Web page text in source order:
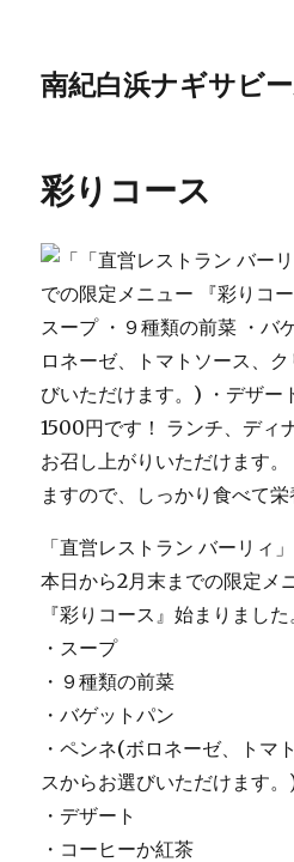
南紀白浜ナギサビ
彩りコース
「直営レストラン バーリィ」
本日から2月末までの限定メ
『彩りコース』始まりました
・スープ
・９種類の前菜
・バゲットパン
・ペンネ(ボロネーゼ、トマ
スからお選びいただけます。
・デザート
・コーヒーか紅茶